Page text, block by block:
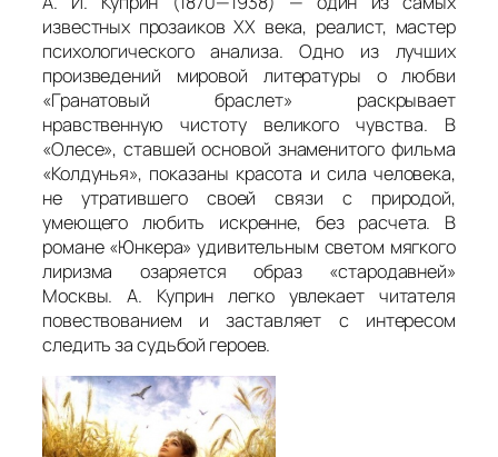
известных прозаиков XX века, реалист, мастер
психологического анализа. Одно из лучших
произведений мировой литературы о любви
«Гранатовый браслет» раскрывает
нравственную чистоту великого чувства. В
«Олесе», ставшей основой знаменитого фильма
«Колдунья», показаны красота и сила человека,
не утратившего своей связи с природой,
умеющего любить искренне, без расчета. В
романе «Юнкера» удивительным светом мягкого
лиризма озаряется образ «стародавней»
Москвы. А. Куприн легко увлекает читателя
повествованием и заставляет с интересом
следить за судьбой героев.